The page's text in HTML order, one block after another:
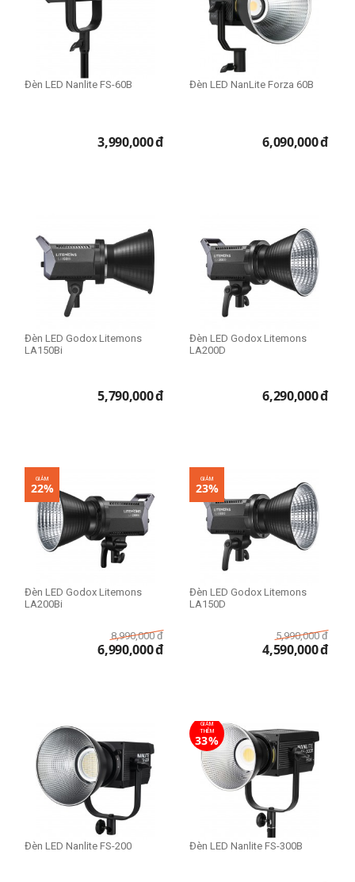
Đèn LED Nanlite FS-60B
3,990,000đ
Đèn LED NanLite Forza 60B
6,090,000đ
Đèn LED Godox Litemons
LA150Bi
5,790,000đ
Đèn LED Godox Litemons
LA200D
6,290,000đ
GIẢM
22%
Đèn LED Godox Litemons
LA200Bi
8,990,000 đ
6,990,000đ
GIẢM
23%
Đèn LED Godox Litemons
LA150D
5,990,000 đ
4,590,000đ
Đèn LED Nanlite FS-200
GIẢM
THÊM
33%
Đèn LED Nanlite FS-300B